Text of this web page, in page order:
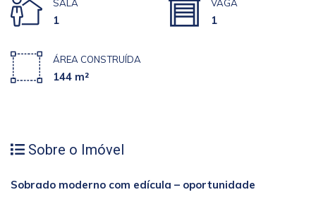
SALA
1
VAGA
1
ÁREA CONSTRUÍDA
144 m²
Sobre o Imóvel
Sobrado moderno com edícula – oportunidade